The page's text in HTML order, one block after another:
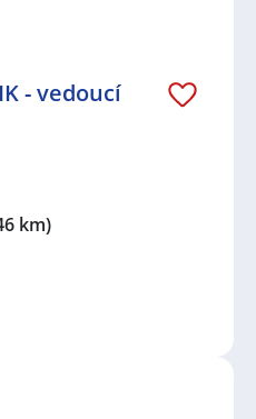
- vedoucí
km)